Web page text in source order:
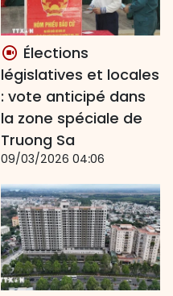
Élections
législatives et locales
: vote anticipé dans
la zone spéciale de
Truong Sa
09/03/2026 04:06